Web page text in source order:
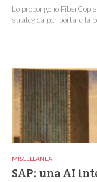
Lo propongono FiberCop
strategica per portare la
MISCELLANEA
SAP: una AI